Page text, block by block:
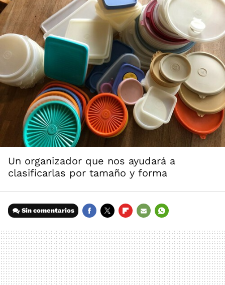
Un organizador que nos ayudará a
clasificarlas por tamaño y forma
Sin comentarios
MAIL